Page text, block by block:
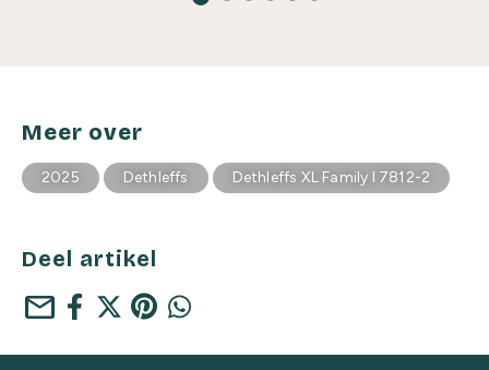
Meer over
2025 Dethleffs Dethleffs XL Family I 7812-2
Deel artikel
mail